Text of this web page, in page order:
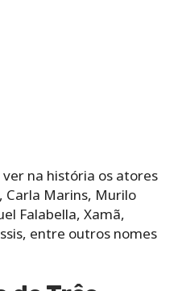
na história os atores
Carla Marins, Murilo
Falabella, Xamã,
entre outros nomes